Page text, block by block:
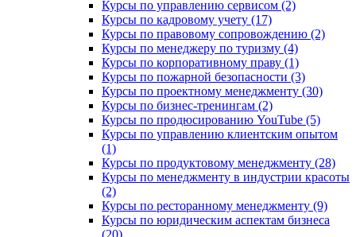
Курсы по управлению сервисом (2)
Курсы по кадровому учету (17)
Курсы по правовому сопровождению (2)
Курсы по менеджеру по туризму (4)
Курсы по корпоративному праву (1)
Курсы по пожарной безопасности (3)
Курсы по проектному менеджменту (30)
Курсы по бизнес-тренингам (2)
Курсы по продюсированию YouTube (5)
Курсы по управлению клиентским опытом
(1)
Курсы по продуктовому менеджменту (28)
Курсы по менеджменту в индустрии красоты
(2)
Курсы по ресторанному менеджменту (9)
Курсы по юридическим аспектам бизнеса